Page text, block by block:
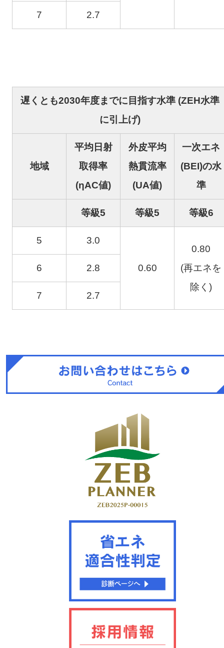
7 2.7
遅くとも2030年度までに目指す水準 (ZEH水準
に引上げ)
地域
平均日射
取得率
(ηAC値)
外皮平均
熱貫流率
(UA値)
一次エネ
(BEI)の水
準
等級5 等級5 等級6
5 3.0
0.60
0.80
(再エネを
除く)
6 2.8
7 2.7